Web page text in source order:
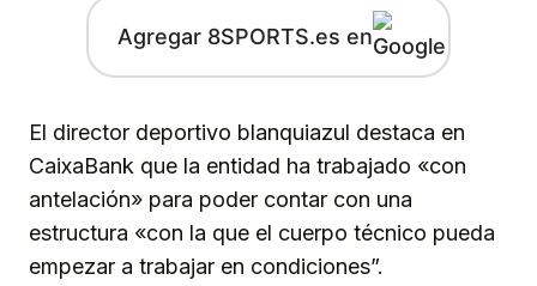
Agregar 8SPORTS.es en
El director deportivo blanquiazul destaca en
CaixaBank que la entidad ha trabajado «con
antelación» para poder contar con una
estructura «con la que el cuerpo técnico pueda
empezar a trabajar en condiciones”.